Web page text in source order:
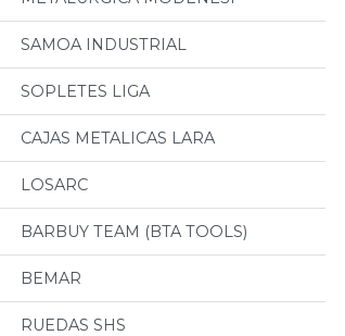
SAMOA INDUSTRIAL
SOPLETES LIGA
CAJAS METALICAS LARA
LOSARC
BARBUY TEAM (BTA TOOLS)
BEMAR
RUEDAS SHS